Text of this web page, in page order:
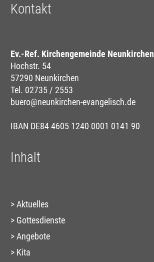
Kontakt
Ev.-Ref. Kirchengemeinde Neunkirchen
Hochstr. 54
57290 Neunkirchen
Tel. 02735 / 2553
buero@neunkirchen-evangelisch.de
IBAN DE84 4605 1240 0001 0141 90
Inhalt
Aktuelles
Gottesdienste
Angebote
Kita